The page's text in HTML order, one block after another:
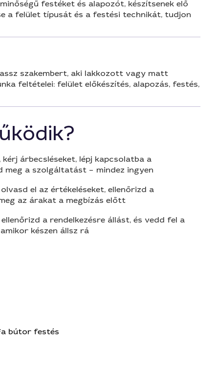
festéket és alapozót, készítsenek elő
a felület típusát és a festési technikát, tudjon
szakembert, aki lakkozott vagy matt
feltételei: felület előkészítés, alapozás, festés,
árbecsléseket, lépj kapcsolatba a
meg a szolgáltatást – mindez ingyen
el az értékeléseket, ellenőrizd a
az árakat a megbízás előtt
a rendelkezésre állást, és vedd fel a
készen állsz rá
bútor festés